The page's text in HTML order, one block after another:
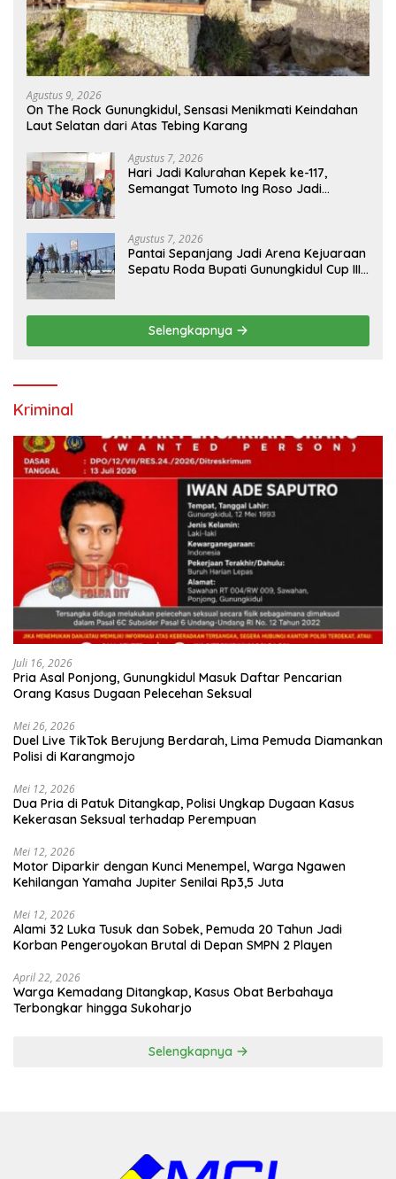
Agustus 9, 2026
On The Rock Gunungkidul, Sensasi Menikmati Keindahan
Laut Selatan dari Atas Tebing Karang
Agustus 7, 2026
Hari Jadi Kalurahan Kepek ke-117,
Semangat Tumoto Ing Roso Jadi
Agustus 7, 2026
Pantai Sepanjang Jadi Arena Kejuaraan
Sepatu Roda Bupati Gunungkidul Cup III
Selengkapnya
Kriminal
Juli 16, 2026
Pria Asal Ponjong, Gunungkidul Masuk Daftar Pencarian
Orang Kasus Dugaan Pelecehan Seksual
Mei 26, 2026
Duel Live TikTok Berujung Berdarah, Lima Pemuda Diamankan
Polisi di Karangmojo
Mei 12, 2026
Dua Pria di Patuk Ditangkap, Polisi Ungkap Dugaan Kasus
Kekerasan Seksual terhadap Perempuan
Mei 12, 2026
Motor Diparkir dengan Kunci Menempel, Warga Ngawen
Kehilangan Yamaha Jupiter Senilai Rp3,5 Juta
Mei 12, 2026
Alami 32 Luka Tusuk dan Sobek, Pemuda 20 Tahun Jadi
Korban Pengeroyokan Brutal di Depan SMPN 2 Playen
April 22, 2026
Warga Kemadang Ditangkap, Kasus Obat Berbahaya
Terbongkar hingga Sukoharjo
Selengkapnya